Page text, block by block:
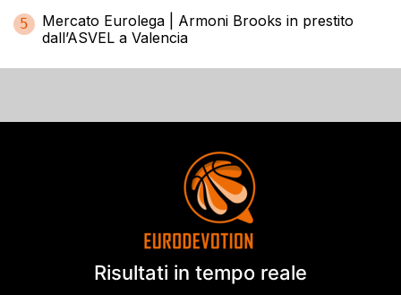
5
Mercato Eurolega | Armoni Brooks in prestito
dall’ASVEL a Valencia
Risultati in tempo reale